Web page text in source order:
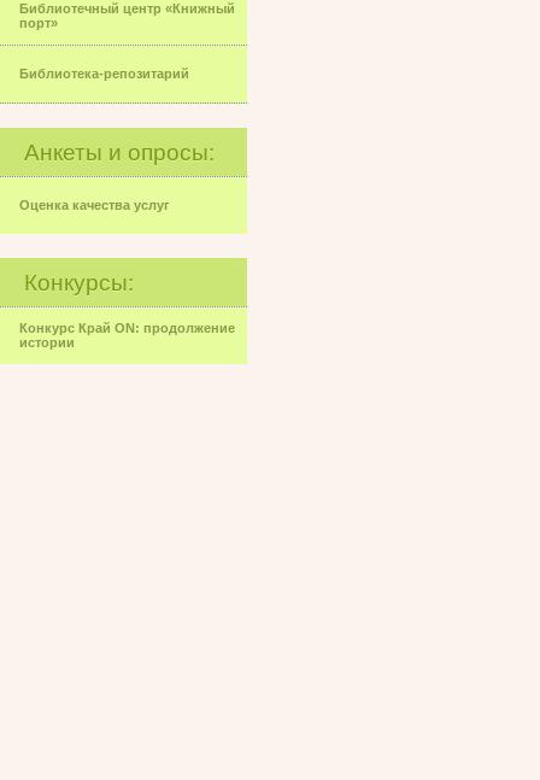
Библиотечный центр «Книжный
порт»
Библиотека-репозитарий
Анкеты и опросы:
Оценка качества услуг
Конкурсы:
Конкурс Край ON: продолжение
истории